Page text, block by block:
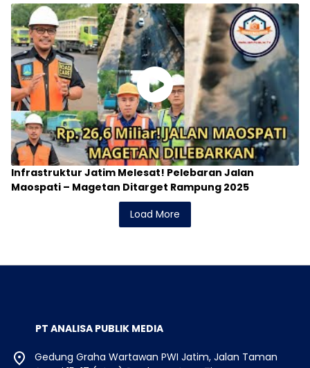
Infrastruktur Jatim Melesat! Pelebaran Jalan
Maospati – Magetan Ditarget Rampung 2025
Load More
PT ANALISA PUBLIK MEDIA
Gedung Graha Wartawan PWI Jatim, Jalan Taman